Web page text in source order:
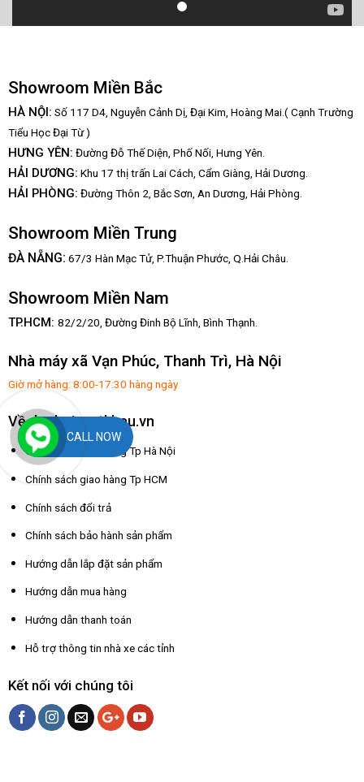
Showroom Miền Bắc
HÀ NỘI: Số 117 D4, Nguyễn Cảnh Dị, Đại Kim, Hoàng Mai.( Cạnh Trường
Tiểu Học Đại Từ )
HƯNG YÊN: Đường Đỗ Thế Diện, Phố Nối, Hưng Yên.
HẢI DƯƠNG: Khu 17 thị trấn Lai Cách, Cẩm Giàng, Hải Dương.
HẢI PHÒNG: Đường Thôn 2, Bắc Sơn, An Dương, Hải Phòng.
Showroom Miền Trung
ĐÀ NẴNG: 67/3 Hàn Mạc Tử, P.Thuận Phước, Q.Hải Châu.
Showroom Miền Nam
TP.HCM: 82/2/20, Đường Đinh Bộ Lĩnh, Bình Thạnh.
Nhà máy xã Vạn Phúc, Thanh Trì, Hà Nội
Giờ mở hàng: 8:00-17:30 hàng ngày
Về dochoixuatkhau.vn
Chính sách giao hàng Tp Hà Nội
Chính sách giao hàng Tp HCM
Chính sách đổi trả
Chính sách bảo hành sản phẩm
Hướng dẫn lắp đặt sản phẩm
Hướng dẫn mua hàng
Hướng dẫn thanh toán
Hỗ trợ thông tin nhà xe các tỉnh
Kết nối với chúng tôi
CALL NOW